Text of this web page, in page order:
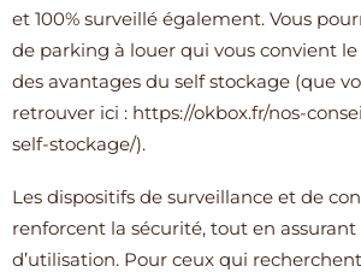
et 100% surveillé également. Vous
de parking à louer qui vous convient
des avantages du self stockage (que
retrouver ici : https://okbox.fr/nos-
self-stockage/).
Les dispositifs de surveillance et de
renforcent la sécurité, tout en
d’utilisation. Pour ceux qui